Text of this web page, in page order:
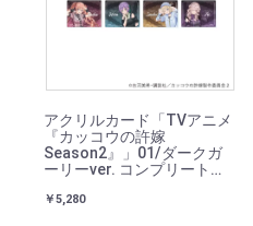
アクリルカード「TVアニメ
『カッコウの許嫁
Season2』」01/ダークガ
ーリーver. コンプリートセ
ラスト)
￥5,280